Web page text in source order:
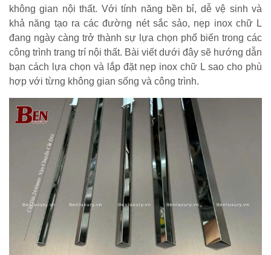
không gian nội thất. Với tính năng bền bỉ, dễ vệ sinh và
khả năng tạo ra các đường nét sắc sảo, nẹp inox chữ L
đang ngày càng trở thành sự lựa chọn phổ biến trong các
công trình trang trí nội thất. Bài viết dưới đây sẽ hướng dẫn
bạn cách lựa chọn và lắp đặt nẹp inox chữ L sao cho phù
hợp với từng không gian sống và công trình.